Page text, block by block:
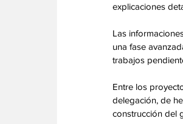
explicaciones
Las
una fase
trabajos
Entre los
delegación, de
construcción del